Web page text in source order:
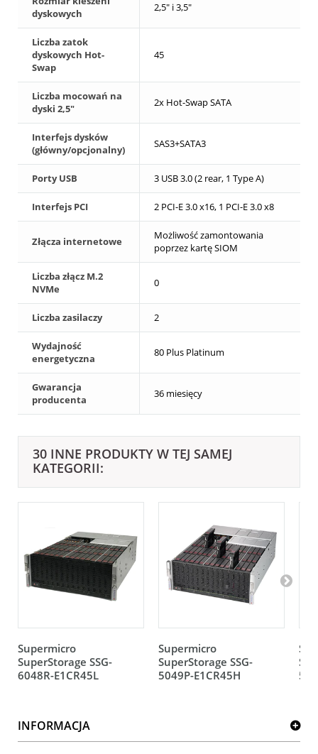
dyskowych
2,5" i 3,5"
Liczba zatok
dyskowych Hot-
Swap
45
Liczba mocowań na
dyski 2,5"
2x Hot-Swap SATA
Interfejs dysków
(główny/opcjonalny)
SAS3+SATA3
Porty USB 3 USB 3.0 (2 rear, 1 Type A)
Interfejs PCI 2 PCI-E 3.0 x16, 1 PCI-E 3.0 x8
Złącza internetowe
Możliwość zamontowania
poprzez kartę SIOM
Liczba złącz M.2
NVMe
0
Liczba zasilaczy 2
Wydajność
energetyczna
80 Plus Platinum
Gwarancja
producenta
36 miesięcy
30 INNE PRODUKTY W TEJ SAMEJ
KATEGORII:
Supermicro
SuperStorage SSG-
6048R-E1CR45L
Supermicro
SuperStorage SSG-
5049P-E1CR45H
INFORMACJA